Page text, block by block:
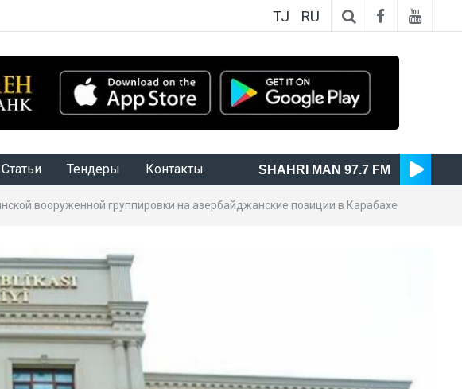
TJ RU
Статьи Тендеры Контакты SHAHRI MAN 97.7 FM
вооруженной группировки на азербайджанские позиции в Карабахе